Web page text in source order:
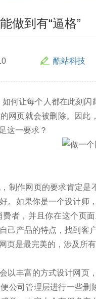
做到有“逼格”
酷站科技
何让每个人都在此刻
网页就会被删除。因此
这一要求？
制作网页的要求肯定
。如果你是一个设计师
者，并且你在这个页
己产品的特点，找到客
页是最完美的，涉及所
以丰富的方式设计网页
公司管理层进行一些